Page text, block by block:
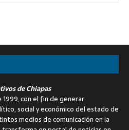
de Chiapas
con el fin de generar
social y económico del estado de
medios de comunicación en la